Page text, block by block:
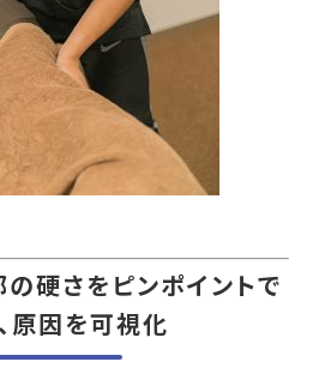
硬さをピンポイントで
原因を可視化